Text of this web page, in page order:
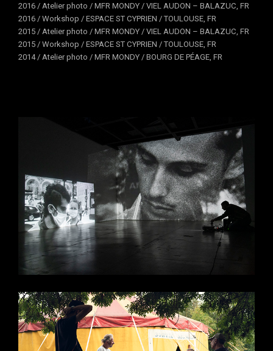
2016 / Atelier photo / MFR MONDY / VIEL AUDON – BALAZUC, FR
2016 / Workshop / ESPACE ST CYPRIEN / TOULOUSE, FR
2015 / Atelier photo / MFR MONDY / VIEL AUDON – BALAZUC, FR
2015 / Workshop / ESPACE ST CYPRIEN / TOULOUSE, FR
2014 / Atelier photo / MFR MONDY / BOURG DE PÉAGE, FR